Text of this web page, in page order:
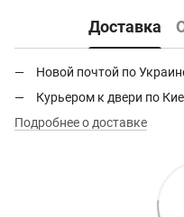
Доставка
Новой почтой по
Курьером к двери по
Подробнее о доставке